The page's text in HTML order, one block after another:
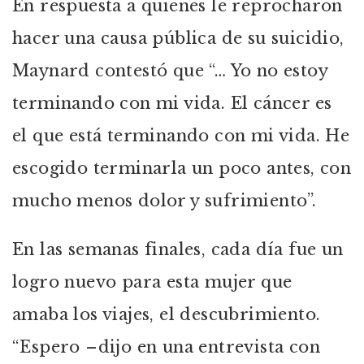
En respuesta a quienes le reprocharon
hacer una causa pública de su suicidio,
Maynard contestó que “… Yo no estoy
terminando con mi vida. El cáncer es
el que está terminando con mi vida. He
escogido terminarla un poco antes, con
mucho menos dolor y sufrimiento”.
En las semanas finales, cada día fue un
logro nuevo para esta mujer que
amaba los viajes, el descubrimiento.
“Espero –dijo en una entrevista con